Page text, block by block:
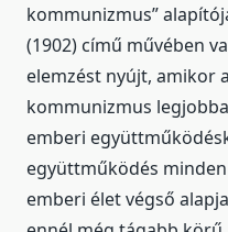
kommunizmus”
(1902) című művében
elemzést nyújt, amikor
kommunizmus
emberi
együttműködés
emberi élet végső